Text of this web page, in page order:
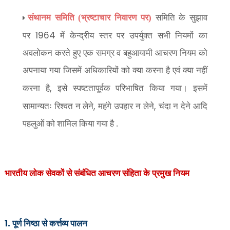
संथानम समिति (भ्रष्टाचार निवारण पर) समिति के सुझाव
पर 1964 में केन्द्रीय स्तर पर उपर्युक्त सभी नियमों का
अवलोकन करते हुए एक समग्र व बहुआयामी आचरण नियम को
अपनाया गया जिसमें अधिकारियों को क्या करना है एवं क्या नहीं
करना है,
इसे स्पष्टतापूर्वक परिभाषित किया गया। इसमें
सामान्यतः रिश्वत न लेने,महंगे उपहार न लेने, चंदा न देने आदि
पहलुओं को शामिल किया गया है .
भारतीय लोक सेवकों से संबंधित आचरण संहिता के प्रमुख नियम
1.पूर्ण निष्ठा से कर्त्तव्य पालन